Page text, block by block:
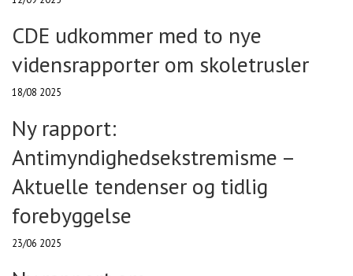
CDE udkommer med to nye
vidensrapporter om skoletrusler
18/08 2025
Ny rapport:
Antimyndighedsekstremisme –
Aktuelle tendenser og tidlig
forebyggelse
23/06 2025